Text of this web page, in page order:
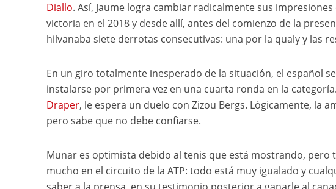
Diallo. Así, Jaume logra cambiar radicalmente sus
victoria en el 2018 y desde allí, antes del comienzo de la
hilvanaba siete derrotas consecutivas: una por la qualy y las
En un giro totalmente inesperado de la situación, el español
instalarse por primera vez en una cuarta ronda en la
Draper, le espera un duelo con Zizou Bergs. Lógicamente, la
pero sabe que no debe confiarse.
Munar es optimista debido al tenis que está mostrando, pero
mucho en el circuito de la ATP: todo está muy igualado y